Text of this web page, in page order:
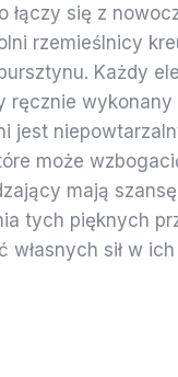
łączy się z
rzemieślnicy
Każdy
ręcznie wykonany
jest
może
mają
tych pięknych
własnych sił w